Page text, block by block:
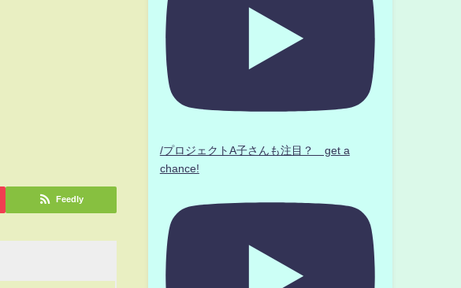
Feedly
/プロジェクトA子さんも注目？ get a
chance!